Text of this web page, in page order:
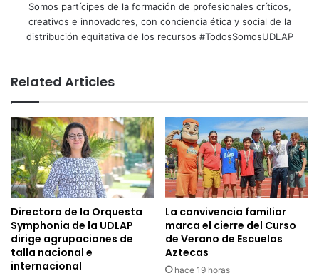
Somos partícipes de la formación de profesionales críticos,
creativos e innovadores, con conciencia ética y social de la
distribución equitativa de los recursos #TodosSomosUDLAP
Related Articles
Directora de la Orquesta
Symphonia de la UDLAP
dirige agrupaciones de
talla nacional e
internacional
La convivencia familiar
marca el cierre del Curso
de Verano de Escuelas
Aztecas
hace 19 horas